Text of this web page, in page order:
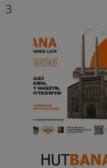
3